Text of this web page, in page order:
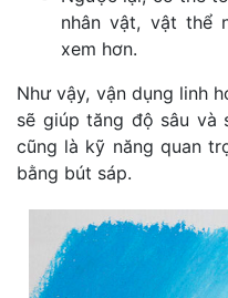
nhân vật, vật thể
xem hơn.
Như vậy, vận dụng linh
sẽ giúp tăng độ sâu và
cũng là kỹ năng quan
bằng bút sáp.